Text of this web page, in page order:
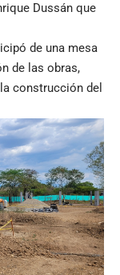
Dussán que
de una mesa
de las obras,
construcción del